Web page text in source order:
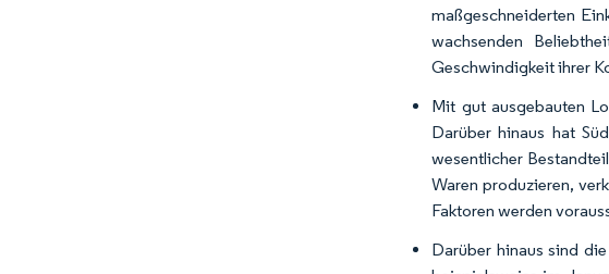
maßgeschneiderten
wachsenden
Geschwindigkeit ihrer
Mit gut ausgebauten
Darüber hinaus hat
wesentlicher
Waren produzieren,
Faktoren werden
Darüber hinaus sind